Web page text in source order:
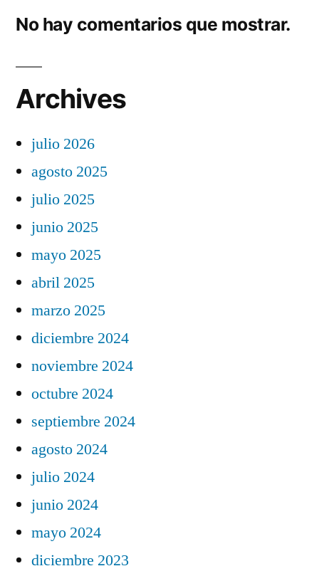
No hay comentarios que mostrar.
Archives
julio 2026
agosto 2025
julio 2025
junio 2025
mayo 2025
abril 2025
marzo 2025
diciembre 2024
noviembre 2024
octubre 2024
septiembre 2024
agosto 2024
julio 2024
junio 2024
mayo 2024
diciembre 2023